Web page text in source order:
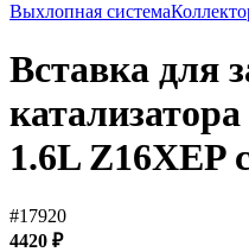
Выхлопная система
Вставка для
1.6L Z16XEP
#17920
4420 ₽